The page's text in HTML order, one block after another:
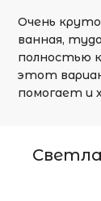
Очень круто
ванная,
полностью
этот
помогает и